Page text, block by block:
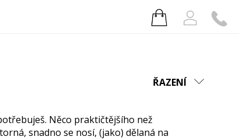
ŘAZENÍ
Něco praktičtějšího než
snadno se nosí, (jako) dělaná na